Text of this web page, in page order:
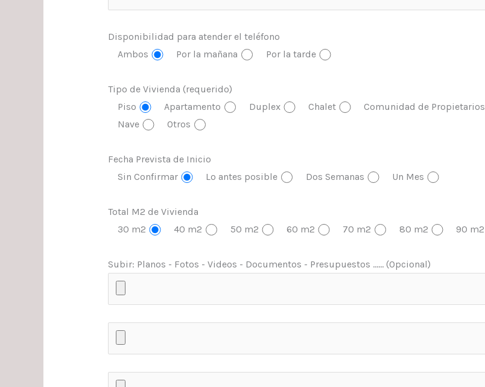
Disponibilidad para atender el teléfono
Ambos
Por la mañana Por la tarde
Tipo de Vivienda (requerido)
Piso
Apartamento Duplex Chalet Comunidad de Propietarios
Nave
Otros
Fecha Prevista de Inicio
Sin Confirmar
Lo antes posible Dos Semanas Un Mes
Total M2 de Vivienda
30 m2
40 m2 50 m2 60 m2 70 m2 80 m2 90 m2
Subir: Planos - Fotos - Videos - Documentos - Presupuestos ...... (Opcional)